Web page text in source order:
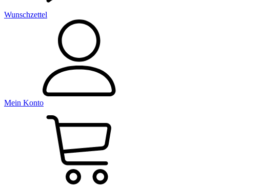
Wunschzettel
Mein Konto